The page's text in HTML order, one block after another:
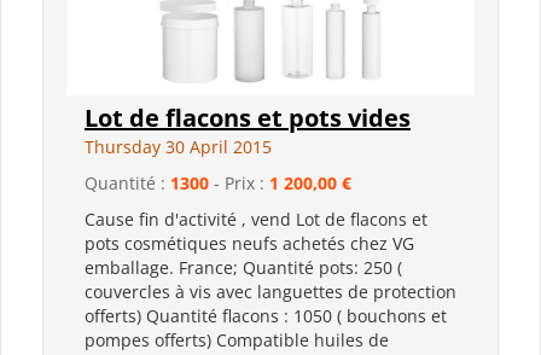
Lot de flacons et pots vides
Thursday 30 April 2015
Quantité : 1300 - Prix : 1 200,00 €
Cause fin d'activité , vend Lot de flacons et
pots cosmétiques neufs achetés chez VG
emballage. France; Quantité pots: 250 (
couvercles à vis avec languettes de protection
offerts) Quantité flacons : 1050 ( bouchons et
pompes offerts) Compatible huiles de